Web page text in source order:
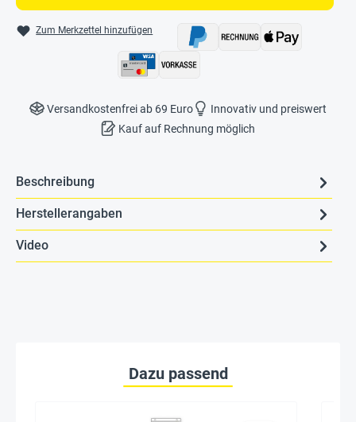
Zum Merkzettel hinzufügen
Versandkostenfrei ab 69 Euro
Innovativ und preiswert
Kauf auf Rechnung möglich
Beschreibung
Herstellerangaben
Video
Dazu passend